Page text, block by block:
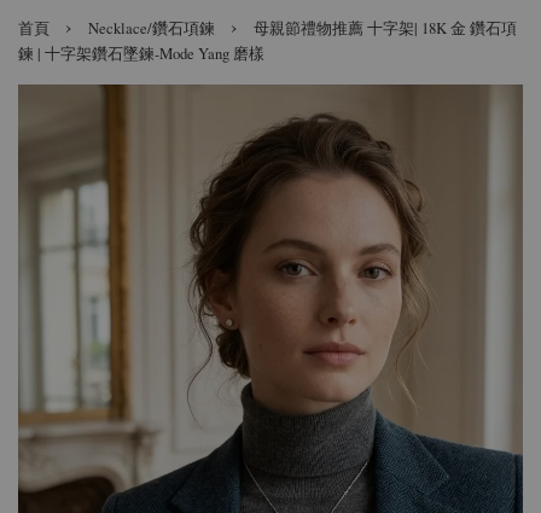
首頁 › Necklace/鑽石項鍊 ›
母親節禮物推薦 十字架| 18K 金 鑽石項
鍊 | 十字架鑽石墜鍊-Mode Yang 磨樣